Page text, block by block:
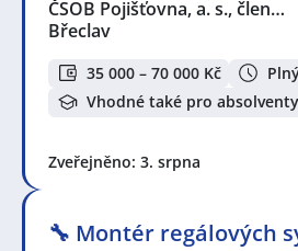
ČSOB Pojišťovna, a. s., člen…
Břeclav
35 000 – 70 000 Kč
Vhodné také pro absolventy
Zveřejněno: 3. srpna
🔧 Montér regálových